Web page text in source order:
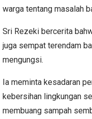
warga tentang masalah
Sri Rezeki bercerita
juga sempat terendam
mengungsi.
Ia meminta kesadaran
kebersihan lingkungan
membuang sampah